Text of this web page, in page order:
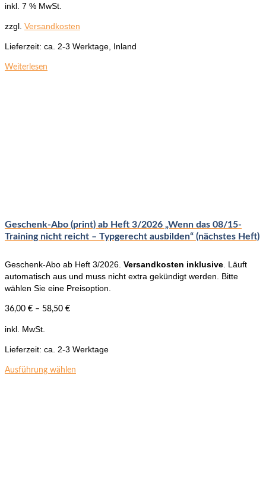
inkl. 7 % MwSt.
zzgl. Versandkosten
Lieferzeit: ca. 2-3 Werktage, Inland
Weiterlesen
Geschenk-Abo (print) ab Heft 3/2026 „Wenn das 08/15-
Training nicht reicht – Typgerecht ausbilden“ (nächstes Heft)
Geschenk-Abo ab Heft 3/2026. Versandkosten inklusive . Läuft
automatisch aus und muss nicht extra gekündigt werden. Bitte
wählen Sie eine Preisoption.
36,00 € – 58,50 €
inkl. MwSt.
Lieferzeit: ca. 2-3 Werktage
Ausführung wählen